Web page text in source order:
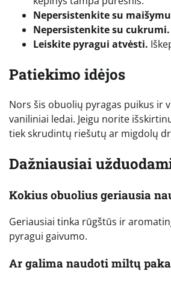
Nepersistenkite su
Nepersistenkite su cukrumi.
Leiskite pyragui atvėsti.
Patiekimo idėjos
Nors šis obuolių pyragas puikus ir
vaniliniai ledai. Jeigu norite
tiek skrudintų riešutų ar migdolų
Dažniausiai
Kokius obuolius geriausia
Geriausiai tinka rūgštūs ir
pyragui gaivumo.
Ar galima naudoti miltų